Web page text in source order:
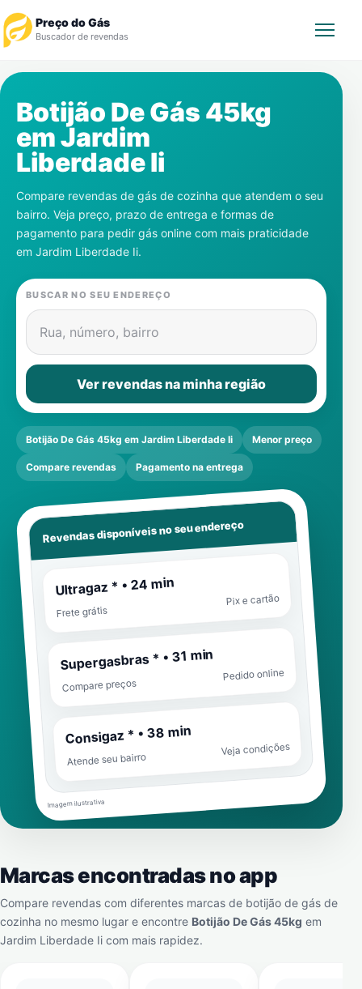
Preço do Gás
Buscador de revendas
Revendedor
Notícias
Cadastre-se
Gás
Contatos
Botijão De Gás 45kg
emJardim
Liberdade Ii
Compare revendas de gás de cozinha que atendem o seu
bairro. Veja preço, prazo de entrega e formas de
pagamento para pedir gás online com mais praticidade
em Jardim Liberdade Ii.
BUSCAR NO SEU ENDEREÇO
Rua, número, bairro
Ver revendas na minha região
Botijão De Gás 45kg em Jardim Liberdade Ii Menor preço
Compare revendas Pagamento na entrega
Revendas disponíveis no seu endereço
Ultragaz * • 24 min
Frete grátis
Pix e cartão
Supergasbras * • 31 min
Compare preços
Pedido online
Consigaz * • 38 min
Atende seu bairro
Veja condições
Imagem ilustrativa
Marcas encontradas no app
Compare revendas com diferentes marcas de botijão de gás de
cozinha no mesmo lugar e encontre Botijão De Gás 45kg em
Jardim Liberdade Ii com mais rapidez.